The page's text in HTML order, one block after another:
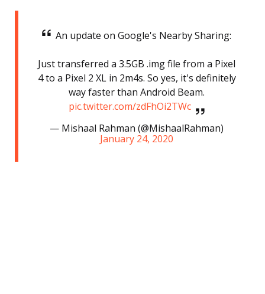
An update on Google's Nearby Sharing:
Just transferred a 3.5GB .img file from a Pixel
4 to a Pixel 2 XL in 2m4s. So yes, it's definitely
way faster than Android Beam.
pic.twitter.com/zdFhOi2TWc
— Mishaal Rahman (@MishaalRahman)
January 24, 2020